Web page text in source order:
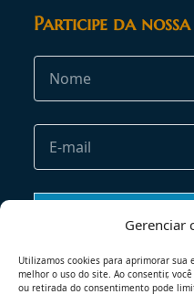
Gerenciar
Utilizamos cookies para aprimorar sua
melhor o uso do site. Ao consentir,
ou retirada do consentimento pode
Participe da